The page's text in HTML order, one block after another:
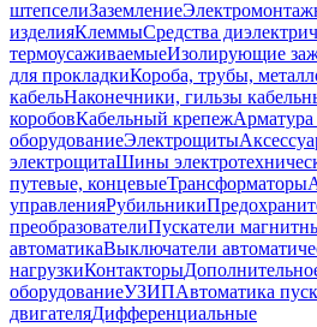
штепселиЗаземление
изделияКлеммыСредства
термоусаживаемыеИзолирующие
для прокладкиКороба, трубы,
кабельНаконечники, гильзы
коробовКабельный крепеж
оборудованиеЭлектрощиты
электрощитаШины
путевые, концевыеТрансформаторы
управленияРубильники
преобразователиПускатели
автоматикаВыключатели
нагрузкиКонтакторы
оборудованиеУЗИПАвтоматика
двигателяДифференциальные